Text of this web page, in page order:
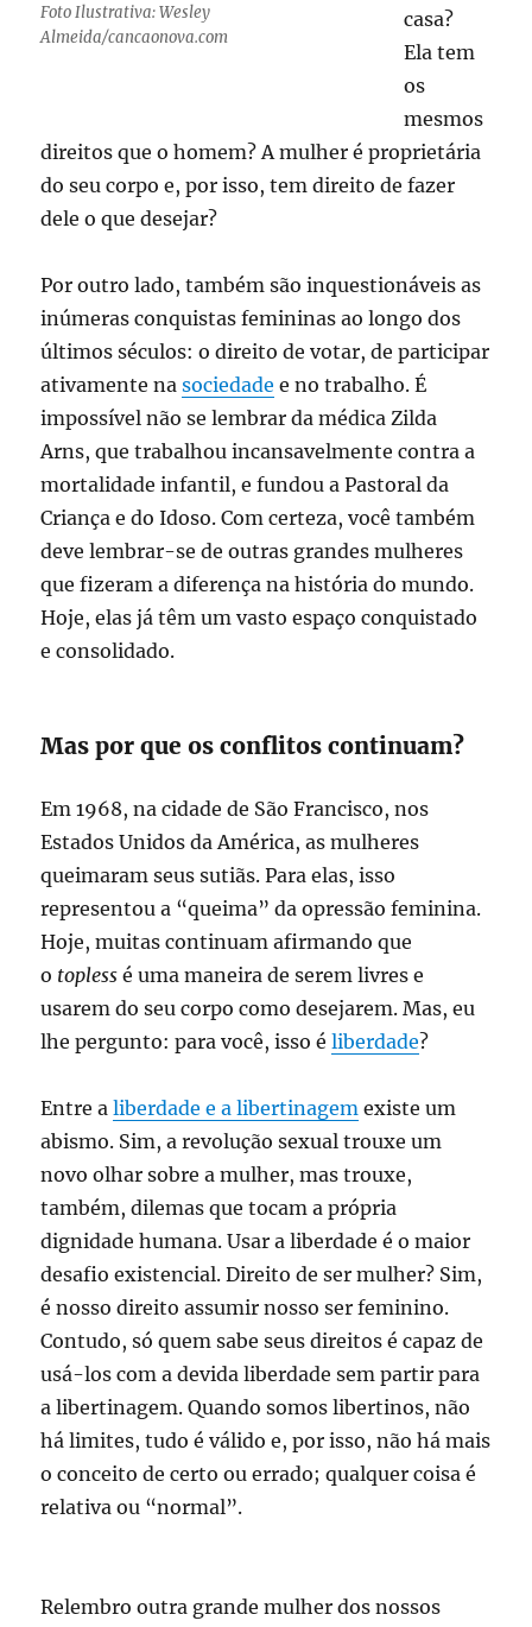
Foto Ilustrativa: Wesley
Almeida/cancaonova.com
casa?
Ela tem
os
mesmos
direitos que o homem? A mulher é proprietária
do seu corpo e, por isso, tem direito de fazer
dele o que desejar?
Por outro lado, também são inquestionáveis as
inúmeras conquistas femininas ao longo dos
últimos séculos: o direito de votar, de participar
ativamente nasociedade e no trabalho. É
impossível não se lembrar da médica Zilda
Arns, que trabalhou incansavelmente contra a
mortalidade infantil, e fundou a Pastoral da
Criança e do Idoso. Com certeza, você também
deve lembrar-se de outras grandes mulheres
que fizeram a diferença na história do mundo.
Hoje, elas já têm um vasto espaço conquistado
e consolidado.
Mas por que os conflitos continuam?
Em 1968, na cidade de São Francisco, nos
Estados Unidos da América, as mulheres
queimaram seus sutiãs. Para elas, isso
representou a “queima” da opressão feminina.
Hoje, muitas continuam afirmando que
o topless é uma maneira de serem livres e
usarem do seu corpo como desejarem. Mas, eu
lhe pergunto: para você, isso éliberdade?
Entre aliberdade e a libertinagem existe um
abismo. Sim, a revolução sexual trouxe um
novo olhar sobre a mulher, mas trouxe,
também, dilemas que tocam a própria
dignidade humana. Usar a liberdade é o maior
desafio existencial. Direito de ser mulher? Sim,
é nosso direito assumir nosso ser feminino.
Contudo, só quem sabe seus direitos é capaz de
usá-los com a devida liberdade sem partir para
a libertinagem. Quando somos libertinos, não
há limites, tudo é válido e, por isso, não há mais
o conceito de certo ou errado; qualquer coisa é
relativa ou “normal”.
Relembro outra grande mulher dos nossos